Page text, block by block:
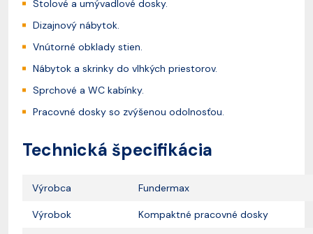
Stolové a umývadlové dosky.
Dizajnový nábytok.
Vnútorné obklady stien.
Nábytok a skrinky do vlhkých priestorov.
Sprchové a WC kabínky.
Pracovné dosky so zvýšenou odolnosťou.
Technická špecifikácia
Výrobca Fundermax
Výrobok Kompaktné pracovné dosky